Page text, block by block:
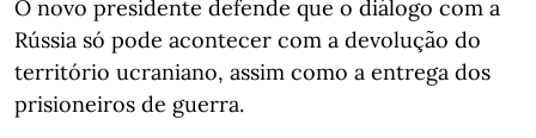
O novo presidente defende que o diálogo com a
Rússia só pode acontecer com a devolução do
território ucraniano, assim como a entrega dos
prisioneiros de guerra.